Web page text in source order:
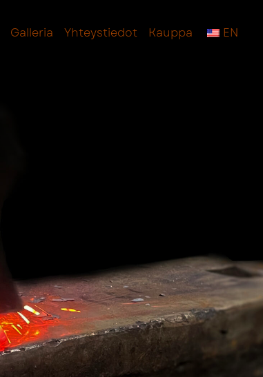
Galleria Yhteystiedot Kauppa EN